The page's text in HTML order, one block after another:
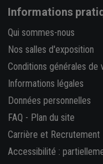
Informations
Qui sommes-nous
Nos salles d'exposition
Conditions générales de
Informations légales
Données personnelles
FAQ - Plan du site
Carrière et Recrutement
Accessibilité :